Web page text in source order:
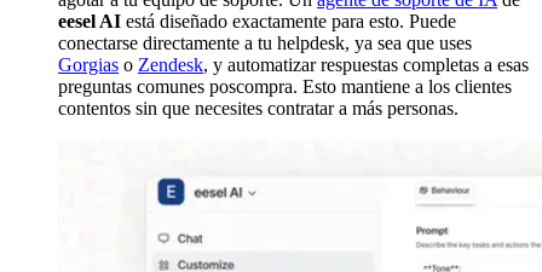
eesel AI está diseñado exactamente para esto. Puede
conectarse directamente a tu helpdesk, ya sea que uses
Gorgias o Zendesk, y automatizar respuestas completas a esas
preguntas comunes poscompra. Esto mantiene a los clientes
contentos sin que necesites contratar a más personas.